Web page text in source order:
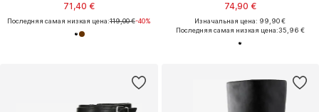
71,40 €
Последняя самая низкая цена:119,00 €-40%
74,90 €
Изначальная цена: 99,90 €
Последняя самая низкая цена:35,96 €